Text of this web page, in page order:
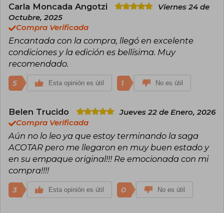
Carla Moncada Angotzi
Viernes 24 de
Octubre, 2025
Compra Verificada
Encantada con la compra, llegó en excelente
condiciones y la edición es bellísima. Muy
recomendado.
5 Esta opinión es útil 1 No es útil
Belen Trucido
Jueves 22 de Enero, 2026
Compra Verificada
Aún no lo leo ya que estoy terminando la saga
ACOTAR pero me llegaron en muy buen estado y
en su empaque original!!! Re emocionada con mi
compra!!!!
3 Esta opinión es útil 0 No es útil